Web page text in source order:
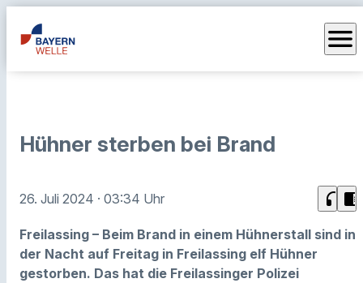
menu
Hühner sterben bei Brand
26. Juli 2024 · 03:34 Uhr headphones chrome_reader_mode
Freilassing – Beim Brand in einem Hühnerstall sind in
der Nacht auf Freitag in Freilassing elf Hühner
gestorben. Das hat die Freilassinger Polizei